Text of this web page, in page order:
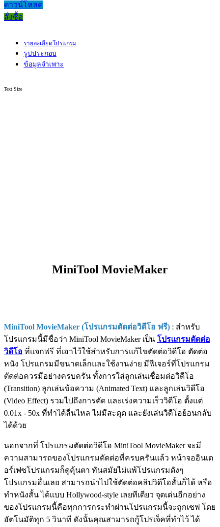
ดาวน์โหลด
สั่งซื้อ
รายละเอียดโปรแกรม
รูปประกอบ
ข้อมูลจำเพาะ
Text Size
MiniTool MovieMaker
MiniTool MovieMaker (โปรแกรมตัดต่อวิดีโอ ฟรี) : สำหรับ
โปรแกรมนี้มีชื่อว่า MiniTool MovieMaker เป็น โปรแกรมตัดต่อ
วิดีโอ ที่แจกฟรี ที่เอาไว้ใช้สำหรับการแก้ไขตัดต่อวิดีโอ ตัดต่อ
หนัง โปรแกรมมีขนาดเล็กและใช้งานง่าย มีฟีเจอร์ที่โปรแกรม
ตัดต่อควรมีอย่างครบครัน ทั้งการใส่ลูกเล่นเชื่อมต่อวิดีโอ
(Transition) ลูกเล่นข้อความ (Animated Text) และลูกเล่นวิดีโอ
(Video Effect) รวมไปถึงการตัด และเร่งความเร็ววิดีโอ ตั้งแต่
0.01x - 50x ที่ทำได้ลื่นไหล ไม่มีสะดุด และยังเล่นวิดีโอย้อนกลับ
ได้ด้วย
นอกจากที่ โปรแกรมตัดต่อวิดีโอ MiniTool MovieMaker จะมี
ความสามารถของโปรแกรมตัดต่อที่ครบครันแล้ว หน้าจออินเต
อร์เฟซโปรแกรมก็ดูคุ้นตา ทันสมัยไม่แพ้โปรแกรมดังๆ
โปรแกรมอื่นเลย สามารถนำไปใช้ตัดต่อคลิปวิดีโอสั้นก็ได้ หรือ
ทำหนังสั้น ได้แบบ Hollywood-style เลยทีเดียว จุดเด่นอีกอย่าง
ของโปรแกรมนี้คือทุกการกระทำผ่านโปรแกรมนี้จะถูกเซฟ โดย
อัตโนมัติทุก 5 วินาที ดังนั้นคุณสามารถกู้โปรเจ็คที่ทำไว้ ได้